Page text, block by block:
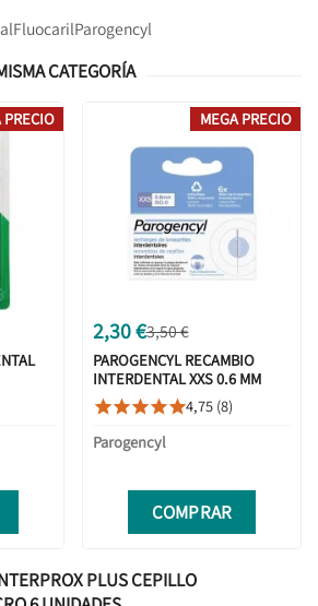
FluocarilParogencyl
CATEGORÍA
PRECIO
2,30 €3,50 €
PAROGENCYL RECAMBIO
INTERDENTAL XXS 0.6 MM
4,75 (8)
Parogencyl
COMPRAR
MEGA PRECIO
PLUS CEPILLO